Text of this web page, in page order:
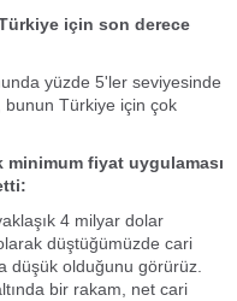
için son derece
yüzde 5'ler seviyesinde
Türkiye için çok
minimum fiyat uygulaması
4 milyar dolar
düştüğümüzde cari
düşük olduğunu görürüz.
bir rakam, net cari